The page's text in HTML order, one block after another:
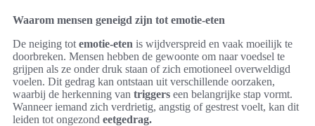
Waarom mensen geneigd zijn tot emotie-eten
De neiging tot emotie-eten is wijdverspreid en vaak moeilijk te
doorbreken. Mensen hebben de gewoonte om naar voedsel te
grijpen als ze onder druk staan of zich emotioneel overweldigd
voelen. Dit gedrag kan ontstaan uit verschillende oorzaken,
waarbij de herkenning van triggers een belangrijke stap vormt.
Wanneer iemand zich verdrietig, angstig of gestrest voelt, kan dit
leiden tot ongezond eetgedrag.